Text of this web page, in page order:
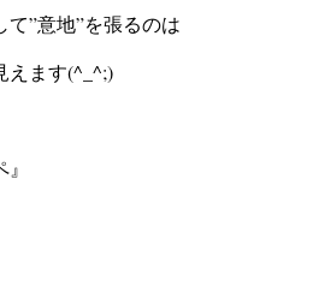
”意地”を張るのは
えます(^_^;)